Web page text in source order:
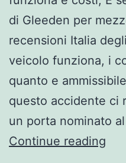
di Gleeden per
recensioni Italia
veicolo funziona, i
quanto e
questo accidente ci
un porta nominato
Continue reading